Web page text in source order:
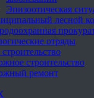
Эпизоотическая
лесной
отряды
строительство
ремонт